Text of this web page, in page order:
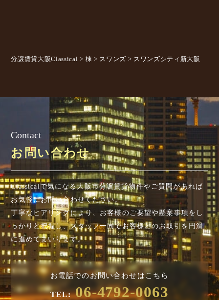
分譲賃貸大阪Classical > 棟 > スワンズ > スワンズシティ新大阪
Contact
お問い合わせ
Classicalで気になる大阪市分譲賃貸物件やご質問があれば
お気軽にお問い合わせください。
丁寧なヒアリングにより、お客様のご要望や懸案事項を し
っかりと把握し、スタッフ一同でお客様とのお取引を円滑
に進めてまいります。
お電話でのお問い合わせはこちら
TEL: 06-4792-0063